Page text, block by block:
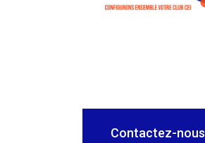
Contactez-nous